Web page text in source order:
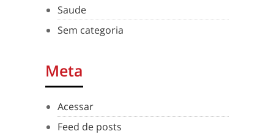
Saude
Sem categoria
Meta
Acessar
Feed de posts